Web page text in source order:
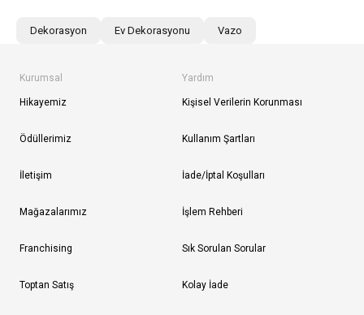
Dekorasyon Ev Dekorasyonu Vazo
Kurumsal
Hikayemiz
Ödüllerimiz
İletişim
Mağazalarımız
Franchising
Toptan Satış
Yardım
Kişisel Verilerin Korunması
Kullanım Şartları
İade/İptal Koşulları
İşlem Rehberi
Sık Sorulan Sorular
Kolay İade